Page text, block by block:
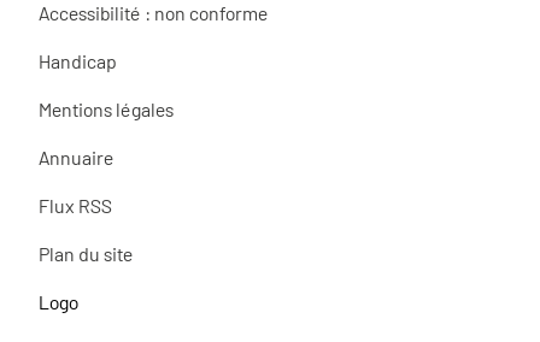
Accessibilité : non conforme
Handicap
Mentions légales
Annuaire
Flux RSS
Plan du site
Logo